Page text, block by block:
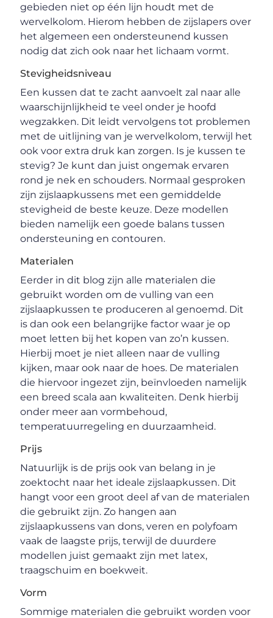
gebieden niet op één lijn houdt met de
wervelkolom. Hierom hebben de zijslapers over
het algemeen een ondersteunend kussen
nodig dat zich ook naar het lichaam vormt.
Stevigheidsniveau
Een kussen dat te zacht aanvoelt zal naar alle
waarschijnlijkheid te veel onder je hoofd
wegzakken. Dit leidt vervolgens tot problemen
met de uitlijning van je wervelkolom, terwijl het
ook voor extra druk kan zorgen. Is je kussen te
stevig? Je kunt dan juist ongemak ervaren
rond je nek en schouders. Normaal gesproken
zijn zijslaapkussens met een gemiddelde
stevigheid de beste keuze. Deze modellen
bieden namelijk een goede balans tussen
ondersteuning en contouren.
Materialen
Eerder in dit blog zijn alle materialen die
gebruikt worden om de vulling van een
zijslaapkussen te produceren al genoemd. Dit
is dan ook een belangrijke factor waar je op
moet letten bij het kopen van zo’n kussen.
Hierbij moet je niet alleen naar de vulling
kijken, maar ook naar de hoes. De materialen
die hiervoor ingezet zijn, beïnvloeden namelijk
een breed scala aan kwaliteiten. Denk hierbij
onder meer aan vormbehoud,
temperatuurregeling en duurzaamheid.
Prijs
Natuurlijk is de prijs ook van belang in je
zoektocht naar het ideale zijslaapkussen. Dit
hangt voor een groot deel af van de materialen
die gebruikt zijn. Zo hangen aan
zijslaapkussens van dons, veren en polyfoam
vaak de laagste prijs, terwijl de duurdere
modellen juist gemaakt zijn met latex,
traagschuim en boekweit.
Vorm
Sommige materialen die gebruikt worden voor